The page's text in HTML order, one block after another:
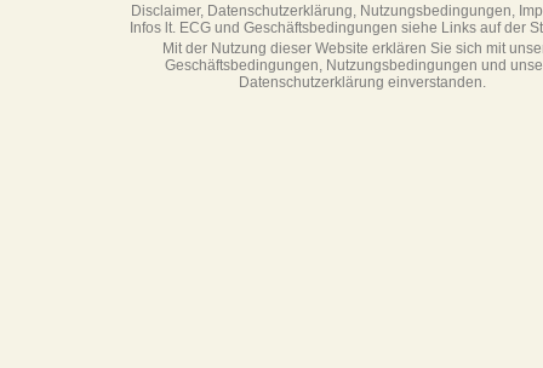
Disclaimer, Datenschutzerklärung, Nutzungsbedingungen,
Infos lt. ECG und Geschäftsbedingungen siehe Links auf der
Mit der Nutzung dieser Website erklären Sie sich mit
Geschäftsbedin­gungen, Nutzungsbedingungen und
Datenschutzerklärung einverstanden.